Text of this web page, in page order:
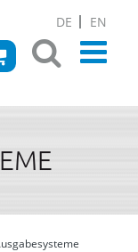
DE EN